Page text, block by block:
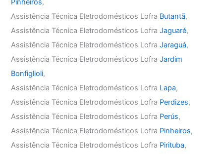
Pinheiros,
Assistência Técnica Eletrodomésticos Lofra Butantã,
Assistência Técnica Eletrodomésticos LofraJaguaré,
Assistência Técnica Eletrodomésticos LofraJaraguá,
Assistência Técnica Eletrodomésticos LofraJardim
Bonfiglioli,
Assistência Técnica Eletrodomésticos Lofra Lapa,
Assistência Técnica Eletrodomésticos Lofra Perdizes,
Assistência Técnica Eletrodomésticos Lofra Perús,
Assistência Técnica Eletrodomésticos Lofra Pinheiros,
Assistência Técnica Eletrodomésticos Lofra Pirituba,